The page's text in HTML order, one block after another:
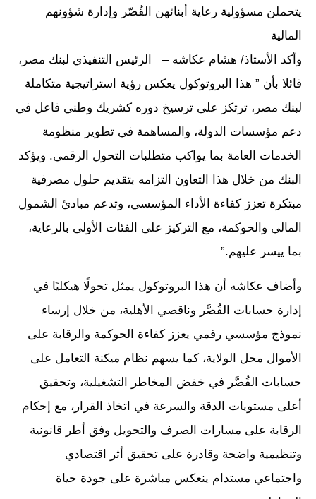
يتحملن مسؤولية رعاية أبنائهن القُصّر وإدارة شؤونهم
المالية
وأكد الأستاذ/ هشام عكاشه – الرئيس التنفيذي لبنك مصر،
قائلا بأن ” هذا البروتوكول يعكس رؤية استراتيجية متكاملة
لبنك مصر، ترتكز على ترسيخ دوره كشريك وطني فاعل في
دعم مؤسسات الدولة، والمساهمة في تطوير منظومة
الخدمات العامة بما يواكب متطلبات التحول الرقمي. ويؤكد
البنك من خلال هذا التعاون التزامه بتقديم حلول مصرفية
مبتكرة تعزز كفاءة الأداء المؤسسي، وتدعم مبادئ الشمول
المالي والحوكمة، مع التركيز على الفئات الأولى بالرعاية،
بما ييسر عليهم.”
وأضاف عكاشه أن هذا البروتوكول يمثل تحولًا هيكليًا في
إدارة حسابات القُصَّر وناقصي الأهلية، من خلال إرساء
نموذج مؤسسي رقمي يعزز كفاءة الحوكمة والرقابة على
الأموال محل الولاية، كما يسهم نظام ميكنة التعامل على
حسابات القُصَّر في خفض المخاطر التشغيلية، وتحقيق
أعلى مستويات الدقة والسرعة في اتخاذ القرار، مع إحكام
الرقابة على مسارات الصرف والتحويل وفق أطر قانونية
وتنظيمية واضحة وقادرة على تحقيق أثر اقتصادي
واجتماعي مستدام ينعكس مباشرة على جودة حياة